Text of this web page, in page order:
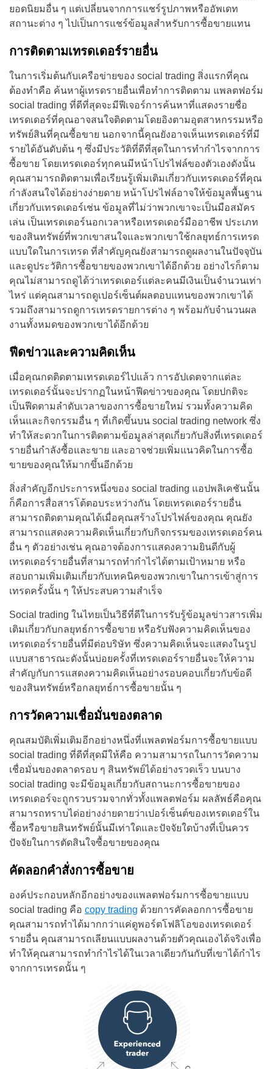
ยอดนิยมอื่น ๆ แต่เปลี่ยนจากการแชร์รูปภาพหรืออัพเดท
สถานะต่าง ๆ ไปเป็นการแชร์ข้อมูลสำหรับการซื้อขายแทน
การติดตามเทรดเดอร์รายอื่น
ในการเริ่มต้นกับเครือข่ายของ social trading สิ่งแรกที่คุณ
ต้องทำคือ ค้นหาผู้เทรดรายอื่นเพื่อทำการติดตาม แพลตฟอร์ม
social trading ที่ดีที่สุดจะมีฟีเจอร์การค้นหาที่แสดงรายชื่อ
เทรดเดอร์ที่คุณอาจสนใจติดตามโดยอิงตามอุตสาหกรรมหรือ
ทรัพย์สินที่คุณซื้อขาย นอกจากนี้คุณยังอาจเห็นเทรดเดอร์ที่มี
รายได้อันดับต้น ๆ ซึ่งมีประวัติที่ดีที่สุดในการทำกำไรจากการ
ซื้อขาย โดยเทรดเดอร์ทุกคนมีหน้าโปรไฟล์ของตัวเองดังนั้น
คุณสามารถติดตามเพื่อเรียนรู้เพิ่มเติมเกี่ยวกับเทรดเดอร์ที่คุณ
กำลังสนใจได้อย่างง่ายดาย หน้าโปรไฟล์อาจให้ข้อมูลพื้นฐาน
เกี่ยวกับเทรดเดอร์เช่น ข้อมูลที่ไม่ว่าพวกเขาจะเป็นมือสมัคร
เล่น เป็นเทรดเดอร์นอกเวลาหรือเทรดเดอร์มืออาชีพ ประเภท
ของสินทรัพย์ที่พวกเขาสนใจและพวกเขาใช้กลยุทธ์การเทรด
แบบใดในการเทรด ที่สำคัญคุณยังสามารถดูผลงานในปัจจุบัน
และดูประวัติการซื้อขายของพวกเขาได้อีกด้วย อย่างไรก็ตาม
คุณไม่สามารถดูได้ว่าเทรดเดอร์แต่ละคนมีเงินเป็นจำนวนเท่า
ไหร่ แต่คุณสามารถดูเปอร์เซ็นต์ผลตอบแทนของพวกเขาได้
รวมถึงสามารถดูการเทรดรายการต่าง ๆ พร้อมกับจำนวนผล
งานทั้งหมดของพวกเขาได้อีกด้วย
ฟีดข่าวและความคิดเห็น
เมื่อคุณกดติดตามเทรดเดอร์ไปแล้ว การอัปเดตจากแต่ละ
เทรดเดอร์นั้นจะปรากฏในหน้าฟีดข่าวของคุณ โดยปกติจะ
เป็นฟีดตามลำดับเวลาของการซื้อขายใหม่ รวมทั้งความคิด
เห็นและกิจกรรมอื่น ๆ ที่เกิดขึ้นบน social trading network ซึ่ง
ทำให้สะดวกในการติดตามข้อมูลล่าสุดเกี่ยวกับสิ่งที่เทรดเดอร์
รายอื่นกำลังซื้อและขาย และอาจช่วยเพิ่มแนวคิดในการซื้อ
ขายของคุณให้มากขึ้นอีกด้วย
สิ่งสำคัญอีกประการหนึ่งของ social trading แอปพลิเคชันนั้น
ก็คือการสื่อสารโต้ตอบระหว่างกัน โดยเทรดเดอร์รายอื่น
สามารถติดตามคุณได้เมื่อคุณสร้างโปรไฟล์ของคุณ คุณยัง
สามารถแสดงความคิดเห็นเกี่ยวกับกิจกรรมของเทรดเดอร์คน
อื่น ๆ ตัวอย่างเช่น คุณอาจต้องการแสดงความยินดีกับผู้
เทรดเดอร์รายอื่นที่สามารถทำกำไรได้ตามเป้าหมาย หรือ
สอบถามเพิ่มเติมเกี่ยวกับเทคนิคของพวกเขาในการเข้าสู่การ
เทรดครั้งนั้น ๆ ให้ประสบความสำเร็จ
Social trading ในไทยเป็นวิธีที่ดีในการรับรู้ข้อมูลข่าวสารเพิ่ม
เติมเกี่ยวกับกลยุทธ์การซื้อขาย หรือรับฟังความคิดเห็นของ
เทรดเดอร์รายอื่นที่มีต่อบริษัท ซึ่งความคิดเห็นจะแสดงในรูป
แบบสาธารณะดังนั้นบ่อยครั้งที่เทรดเดอร์รายอื่นจะให้ความ
สำคัญกับการแสดงความคิดเห็นอย่างรอบคอบเกี่ยวกับข้อดี
ของสินทรัพย์หรือกลยุทธ์การซื้อขายนั้น ๆ
การวัดความเชื่อมั่นของตลาด
คุณสมบัติเพิ่มเติมอีกอย่างหนึ่งที่แพลตฟอร์มการซื้อขายแบบ
social trading ที่ดีที่สุดมีให้คือ ความสามารถในการวัดความ
เชื่อมั่นของตลาดรอบ ๆ สินทรัพย์ได้อย่างรวดเร็ว บนบาง
social trading จะมีข้อมูลเกี่ยวกับสถานะการซื้อขายของ
เทรดเดอร์จะถูกรวบรวมจากทั่วทั้งแพลตฟอร์ม ผลลัพธ์คือคุณ
สามารถทราบได่อย่างง่ายดายว่าเปอร์เซ็นต์ของเทรดเดอร์ใน
ซื้อหรือขายสินทรัพย์นั้นมีเท่าใดและปัจจัยใดบ้างที่เป็นควร
ปัจจัยในการตัดสินใจซื้อขายของคุณ
คัดลอกคำสั่งการซื้อขาย
องค์ประกอบหลักอีกอย่างของแพลตฟอร์มการซื้อขายแบบ
social trading คือ copy trading ด้วยการคัดลอกการซื้อขาย
คุณสามารถทำได้มากกว่าแค่ดูพอร์ตโฟลิโอของเทรดเดอร์
รายอื่น คุณสามารถเลียนแบบผลงานด้วยตัวคุณเองได้จริงเพื่อ
ทำให้คุณสามารถทำกำไรได้ในเวลาเดียวกันกับที่เขาได้กำไร
จากการเทรดนั้น ๆ